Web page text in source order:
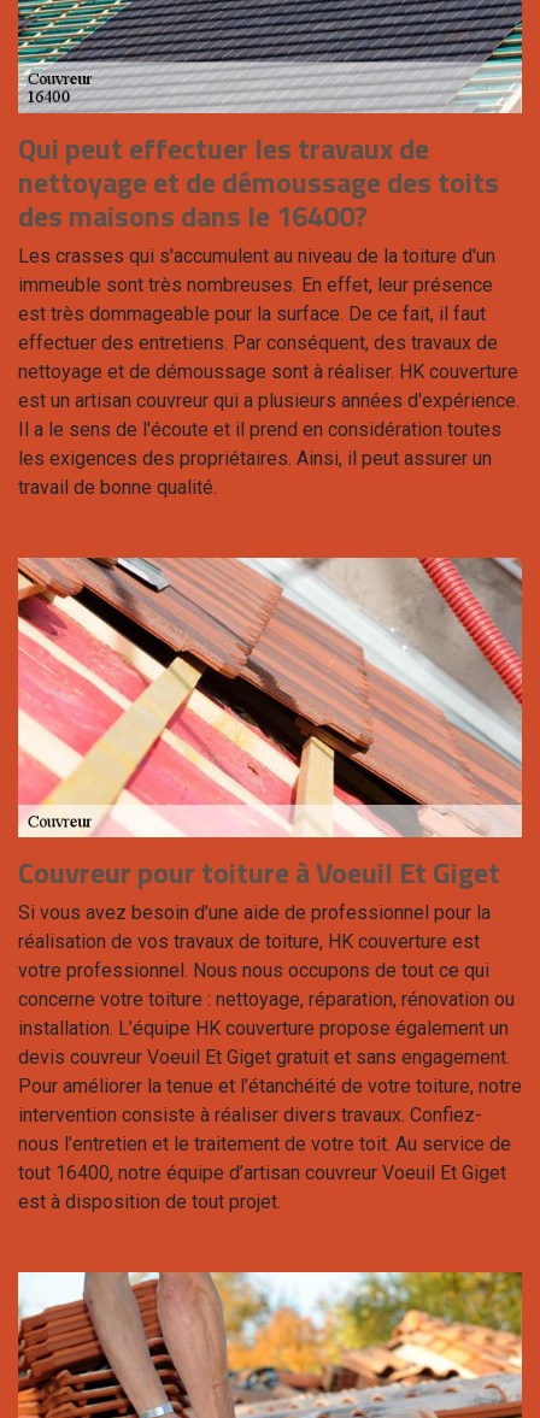
Qui peut effectuer les travaux de
nettoyage et de démoussage des toits
des maisons dans le 16400?
Les crasses qui s'accumulent au niveau de la toiture d'un
immeuble sont très nombreuses. En effet, leur présence
est très dommageable pour la surface. De ce fait, il faut
effectuer des entretiens. Par conséquent, des travaux de
nettoyage et de démoussage sont à réaliser. HK couverture
est un artisan couvreur qui a plusieurs années d'expérience.
Il a le sens de l'écoute et il prend en considération toutes
les exigences des propriétaires. Ainsi, il peut assurer un
travail de bonne qualité.
Couvreur pour toiture à Voeuil Et Giget
Si vous avez besoin d’une aide de professionnel pour la
réalisation de vos travaux de toiture, HK couverture est
votre professionnel. Nous nous occupons de tout ce qui
concerne votre toiture : nettoyage, réparation, rénovation ou
installation. L’équipe HK couverture propose également un
devis couvreur Voeuil Et Giget gratuit et sans engagement.
Pour améliorer la tenue et l’étanchéité de votre toiture, notre
intervention consiste à réaliser divers travaux. Confiez-
nous l’entretien et le traitement de votre toit. Au service de
tout 16400, notre équipe d’artisan couvreur Voeuil Et Giget
est à disposition de tout projet.